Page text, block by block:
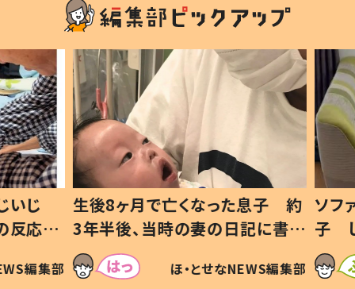
じ
応に
編集部
生後8ヶ月で亡くなった息子 約
3年半後、当時の妻の日記に書い
てあった本音とは
ほ・とせなNEWS編集部
ソフ
子 し
すべ
いから